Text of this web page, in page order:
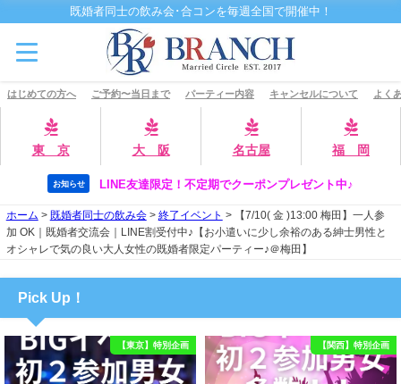
既婚者同士の飲み会･合コンを毎週全国で開催中！
はじめての方へ ご予約〜当日まで パーティー内容 キャンセルについて よく
東 京 大 阪 名古屋 福 岡
お知らせ LINE友達限定！不定期でクーポンプレゼント中♪
ホーム > 既婚者同士の飲み会> 終了イベント >
【7/10( 金 )13:00 梅田】一人参
加 OK｜既婚者交流会｜LINE割受付中♪【お小遣いに少し余裕のある紳士男性と
オシャレで気の良い大人女性の既婚者限定パーティー♪＠梅田】
Pick Up！
【東京】特別企画 【関西】特別企画